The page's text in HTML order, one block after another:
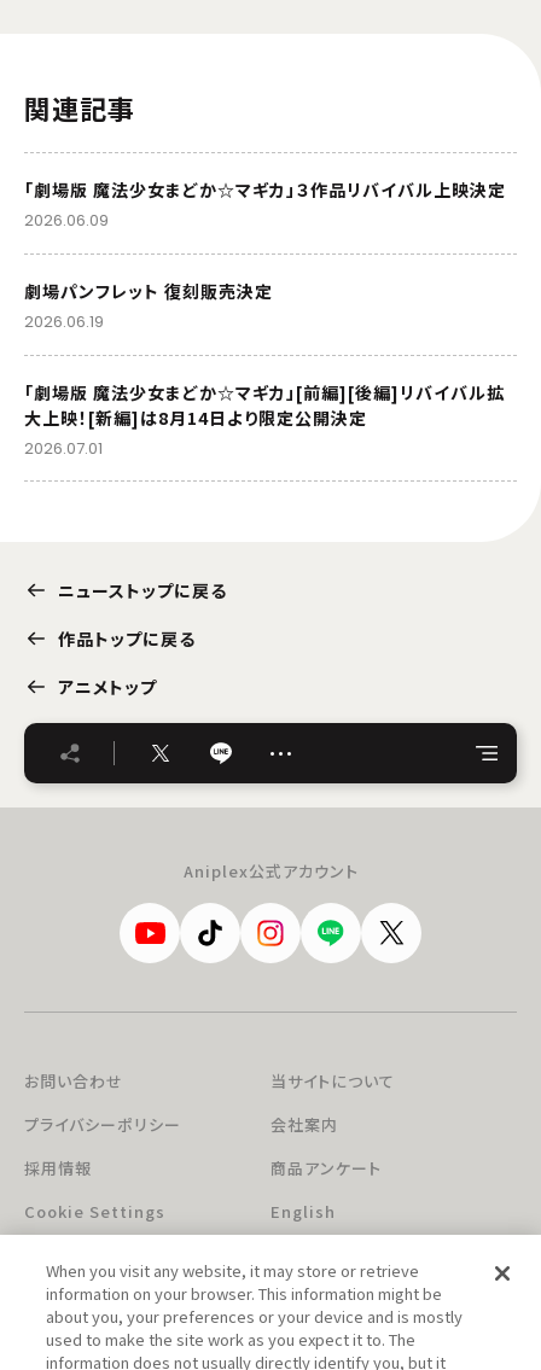
関連記事
「劇場版 魔法少女まどか☆マギカ」３作品リバイバル上映決定
2026.06.09
劇場パンフレット 復刻販売決定
2026.06.19
「劇場版 魔法少女まどか☆マギカ」[前編][後編]リバイバル拡
大上映！[新編]は8月14日より限定公開決定
2026.07.01
ニューストップに戻る
作品トップに戻る
アニメトップ
…
Aniplex公式アカウント
お問い合わせ
当サイトについて
プライバシーポリシー
会社案内
採用情報
商品アンケート
Cookie Settings
English
When you visit any website, it may store or retrieve
information on your browser. This information might be
about you, your preferences or your device and is mostly
used to make the site work as you expect it to. The
information does not usually directly identify you, but it